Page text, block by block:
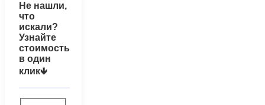
Не нашли,
что
искали?
Узнайте
стоимость
в один
клик🡻